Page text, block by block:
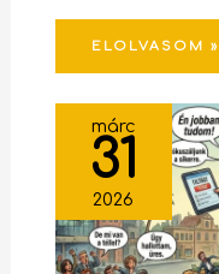
ELOLVASOM »
márc
31
2026